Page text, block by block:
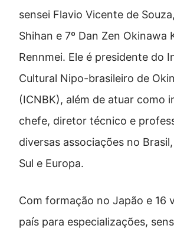
sensei Flavio Vicente de
Shihan e 7º Dan Zen Okinawa
Rennmei. Ele é presidente do
Cultural Nipo-brasileiro de
(ICNBK), além de atuar como
chefe, diretor técnico e
diversas associações no
Sul e Europa.
Com formação no Japão e 16
país para especializações,